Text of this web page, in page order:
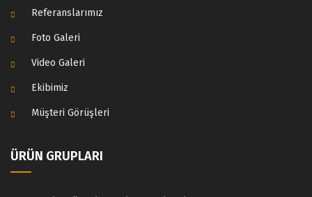
Referanslarımız
Foto Galeri
Video Galeri
Ekibimiz
Müşteri Görüşleri
ÜRÜN GRUPLARI